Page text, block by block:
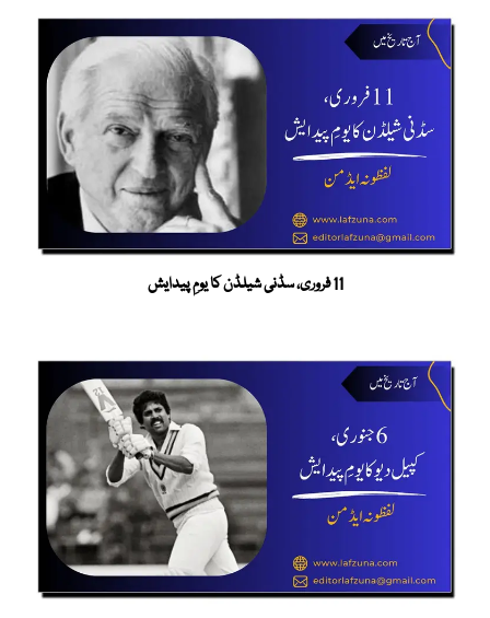
11 فروری، سڈنی شیلڈن کا یومِ پیدایش